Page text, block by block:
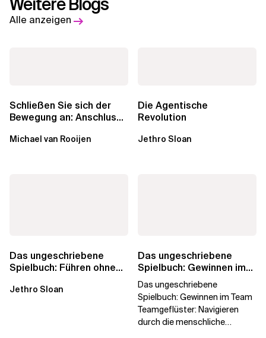
Weitere Blogs
Alle anzeigen
Schließen Sie sich der
Bewegung an: Anschluss
Michael van Rooijen
Die Agentische
Revolution
Jethro Sloan
Das ungeschriebene
Spielbuch: Führen ohne
Jethro Sloan
Das ungeschriebene
Spielbuch: Gewinnen im
Team
Das ungeschriebene
Spielbuch: Gewinnen im Team
Teamgeflüster: Navigieren
durch die menschliche